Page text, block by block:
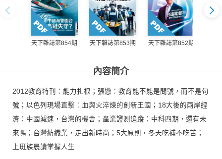
天下雜誌第854期 天下雜誌第853期 天下雜誌第852期
內容簡介
2012教育特刊：能力扎根；張懸：教育能不能是問號，而不是句
號；以色列現場直擊：血與火淬煉的創新王國；18大後的兩岸經
濟：中國減速，台灣的機會；產業證測追蹤：中科四期，還有未
來嗎；台灣紡織業，走出新時尚；5大原則，冬天吃補不吃苦；
上班族晨讀掌握人生